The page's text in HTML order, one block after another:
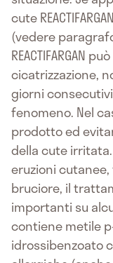
cute
(vedere
REACTIFARGAN
cicatrizzazione,
giorni
fenomeno. Nel
prodotto ed
della cute
eruzioni
bruciore, il
importanti su
contiene metile
idrossibenzoato